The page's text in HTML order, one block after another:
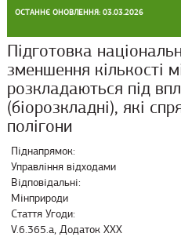
ОСТАННЄ ОНОВЛЕННЯ: 03.03.2026
Підготовка
зменшення кількості
розкладаються під
(біорозкладні), які
полігони
Піднапрямок:
Управління відходами
Відповідальні:
Мінприроди
Стаття Угоди:
V.6.365.a, Додаток ХХХ